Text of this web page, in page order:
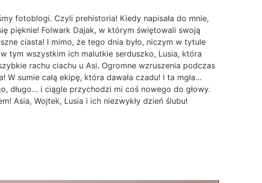
fotoblogi. Czyli prehistoria! Kiedy napisała do mnie,
pięknie! Folwark Dajak, w którym świętowali swoją
ciasta! I mimo, że tego dnia było, niczym w tytule
tym wszystkim ich malutkie serduszko, Lusia, która
rachu ciachu u Asi. Ogromne wzruszenia podczas
sumie całą ekipę, która dawała czadu! I ta mgła…
długo… i ciągle przychodzi mi coś nowego do głowy.
Asia, Wojtek, Lusia i ich niezwykły dzień ślubu!